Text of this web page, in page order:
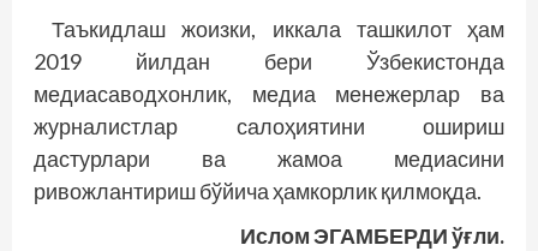
Таъкидлаш жоизки, иккала ташкилот ҳам
2019 йилдан бери Ўзбекистонда
медиасаводхонлик, медиа менежерлар ва
журналистлар салоҳиятини ошириш
дастурлари ва жамоа медиасини
ривожлантириш бўйича ҳамкорлик қилмоқда.
Ислом ЭГАМБЕРДИ ўғли.